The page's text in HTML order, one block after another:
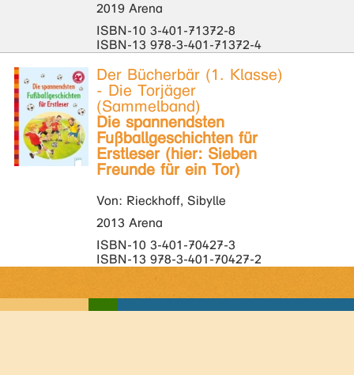
2019 Arena
ISBN-10 3-401-71372-8
ISBN-13 978-3-401-71372-4
Der Bücherbär (1. Klasse)
- Die Torjäger
(Sammelband)
Die spannendsten
Fußballgeschichten für
Erstleser (hier: Sieben
Freunde für ein Tor)
Von: Rieckhoff, Sibylle
2013 Arena
ISBN-10 3-401-70427-3
ISBN-13 978-3-401-70427-2